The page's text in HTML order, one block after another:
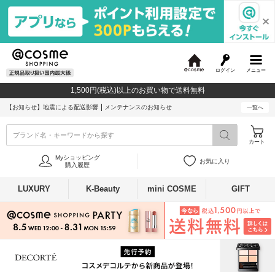
メニュー
ログイン
c
o
1,500円(税込)以上のお買い物で送料無料
【お知らせ】 地震による配送影響 メンテナンスのお知らせ 一覧へ
ブランド名・キーワードから探す
カート
Myショッピング
購入履歴
お気に入り
LUXURY K-Beauty mini COSME GIFT